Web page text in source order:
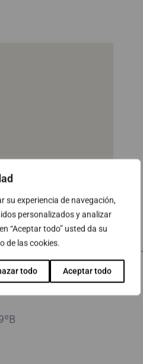
su experiencia de navegación,
personalizados y analizar
“Aceptar todo” usted da su
de las cookies.
todo Aceptar todo